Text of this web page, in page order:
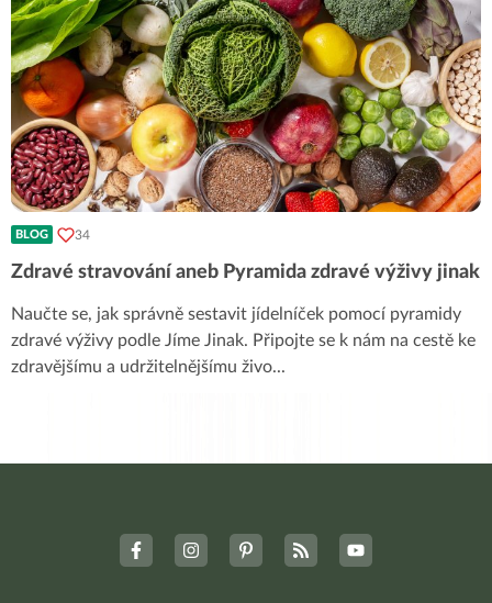
BLOG 34
Zdravé stravování aneb Pyramida zdravé výživy jinak
Naučte se, jak správně sestavit jídelníček pomocí pyramidy
zdravé výživy podle Jíme Jinak. Připojte se k nám na cestě ke
zdravějšímu a udržitelnějšímu živo...